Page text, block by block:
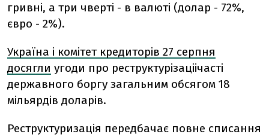
гривні, а три чверті - в валюті (долар - 72%,
євро - 2%).
Україна і комітет кредиторів 27 серпня
досягли угоди про реструктурізаціічасті
державного боргу загальним обсягом 18
мільярдів доларів.
Реструктуризація передбачає повне списання